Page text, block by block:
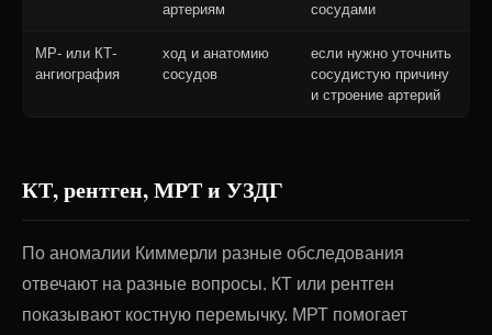
артериям
сосудами
МР- или КТ-
ангиография
ход и анатомию
сосудов
если нужно уточнить
сосудистую причину
и строение артерий
КТ, рентген, МРТ и УЗДГ
По аномалии Киммерли разные обследования
отвечают на разные вопросы. КТ или рентген
показывают костную перемычку. МРТ помогает